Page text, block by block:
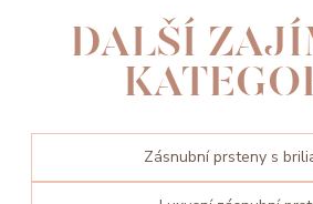
DALŠÍ
Zásnubní prsteny s